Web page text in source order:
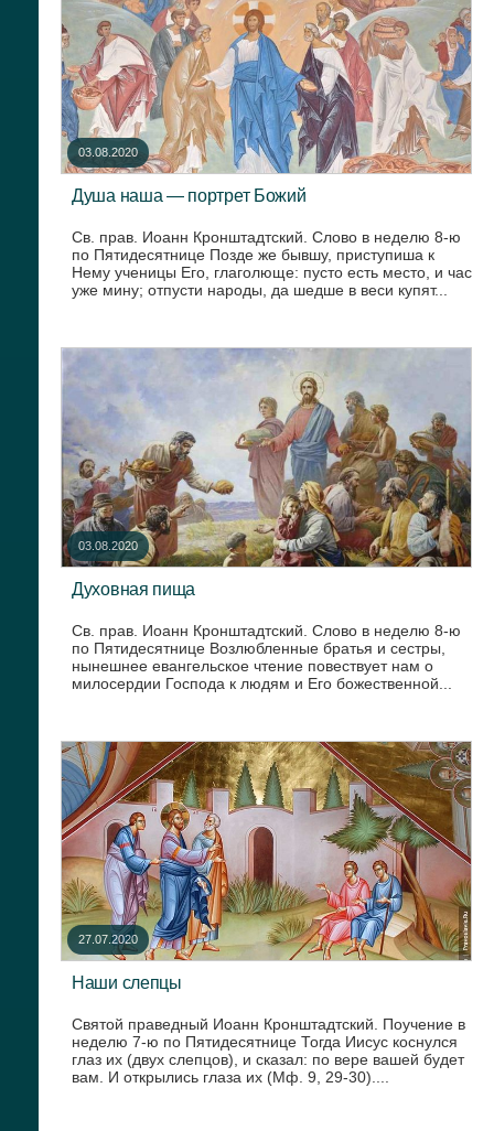
03.08.2020
Душа наша — портрет Божий
Св. прав. Иоанн Кронштадтский. Слово в неделю 8-ю
по Пятидесятнице Позде же бывшу, приступиша к
Нему ученицы Его, глаголюще: пусто есть место, и час
уже мину; отпусти народы, да шедше в веси купят...
03.08.2020
Духовная пища
Св. прав. Иоанн Кронштадтский. Слово в неделю 8-ю
по Пятидесятнице Возлюбленные братья и сестры,
нынешнее евангельское чтение повествует нам о
милосердии Господа к людям и Его божественной...
27.07.2020
Наши слепцы
Святой праведный Иоанн Кронштадтский. Поучение в
неделю 7-ю по Пятидесятнице Тогда Иисус коснулся
глаз их (двух слепцов), и сказал: по вере вашей будет
вам. И открылись глаза их (Мф. 9, 29-30)....